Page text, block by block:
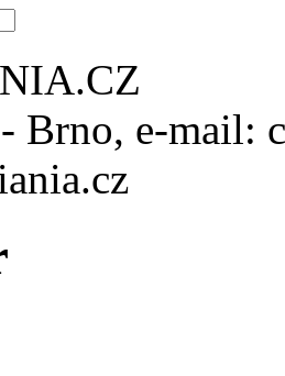
Brno, e-mail: